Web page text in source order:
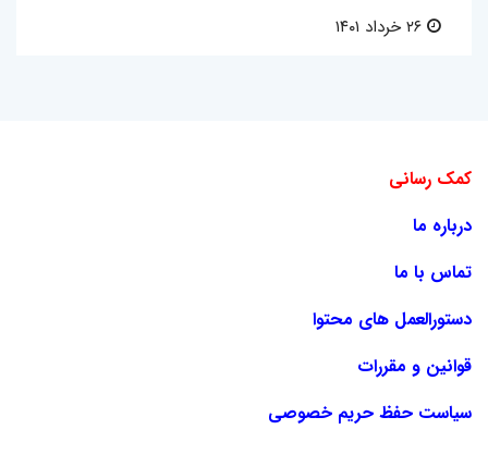
کمک رسانی
درباره ما
تماس با ما
دستورالعمل های محتوا
قوانین و مقررات
سیاست حفظ حریم خصوصی